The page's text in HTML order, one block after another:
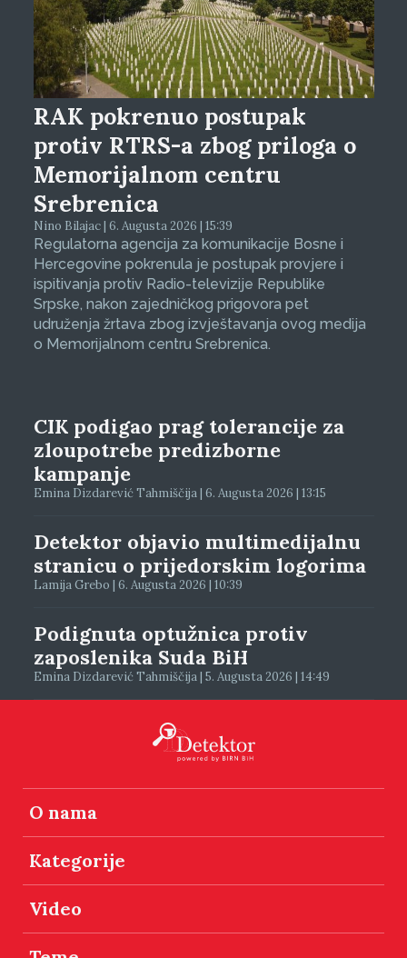
RAK pokrenuo postupak
protiv RTRS-a zbog priloga o
Memorijalnom centru
Srebrenica
Nino Bilajac | 6. Augusta 2026 | 15:39
Regulatorna agencija za komunikacije Bosne i
Hercegovine pokrenula je postupak provjere i
ispitivanja protiv Radio-televizije Republike
Srpske, nakon zajedničkog prigovora pet
udruženja žrtava zbog izvještavanja ovog medija
o Memorijalnom centru Srebrenica.
CIK podigao prag tolerancije za
zloupotrebe predizborne
kampanje
Emina Dizdarević Tahmiščija | 6. Augusta 2026 | 13:15
Detektor objavio multimedijalnu
stranicu o prijedorskim logorima
Lamija Grebo | 6. Augusta 2026 | 10:39
Podignuta optužnica protiv
zaposlenika Suda BiH
Emina Dizdarević Tahmiščija | 5. Augusta 2026 | 14:49
O nama
Kategorije
Video